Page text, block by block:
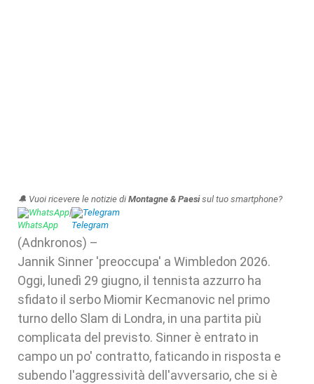
🔔 Vuoi ricevere le notizie di Montagne & Paesisul tuo smartphone?
WhatsApp| Telegram
(Adnkronos) –
Jannik Sinner 'preoccupa' a Wimbledon 2026.
Oggi, lunedì 29 giugno, il tennista azzurro ha
sfidato il serbo Miomir Kecmanovic nel primo
turno dello Slam di Londra, in una partita più
complicata del previsto. Sinner è entrato in
campo un po' contratto, faticando in risposta e
subendo l'aggressività dell'avversario, che si è